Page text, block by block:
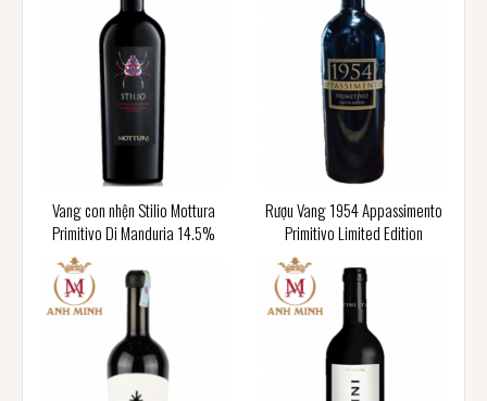
Vang con nhện Stilio Mottura
Primitivo Di Manduria 14.5%
Rượu Vang 1954 Appassimento
Primitivo Limited Edition